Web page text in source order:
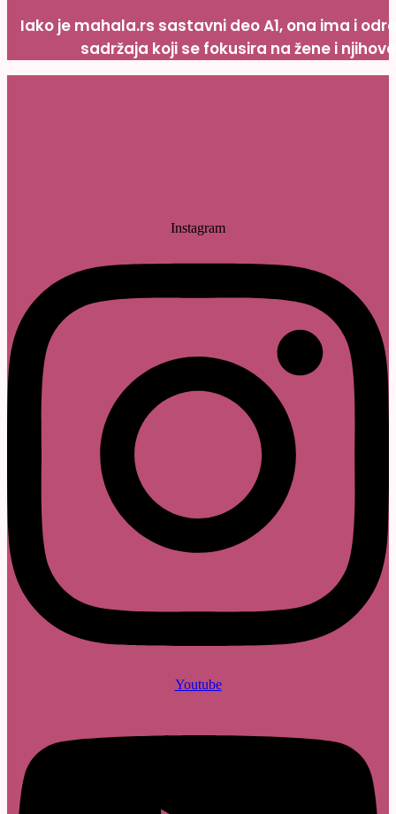
Iako je mahala.rs sastavni deo A1, ona ima i
sadržaja koji se fokusira na žene i
Instagram
Youtube